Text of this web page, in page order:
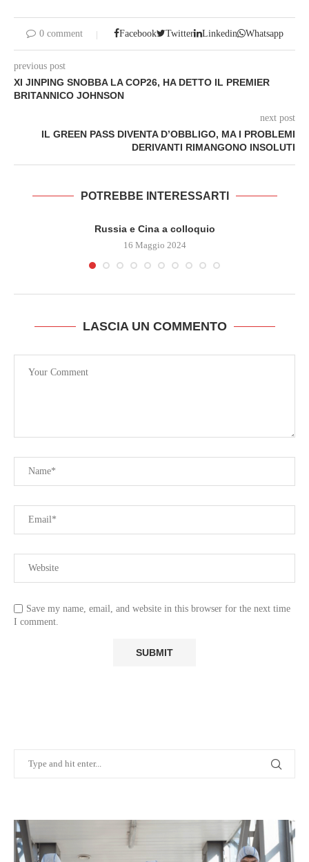
0 comment Facebook Twitter Linkedin Whatsapp
previous post
XI JINPING SNOBBA LA COP26, HA DETTO IL PREMIER
BRITANNICO JOHNSON
next post
IL GREEN PASS DIVENTA D’OBBLIGO, MA I PROBLEMI
DERIVANTI RIMANGONO INSOLUTI
POTREBBE INTERESSARTI
Russia e Cina a colloquio
16 Maggio 2024
LASCIA UN COMMENTO
Save my name, email, and website in this browser for the next time
I comment.